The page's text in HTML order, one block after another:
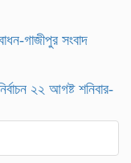
গাজীপুর সংবাদ
২২ আগষ্ট শনিবার-